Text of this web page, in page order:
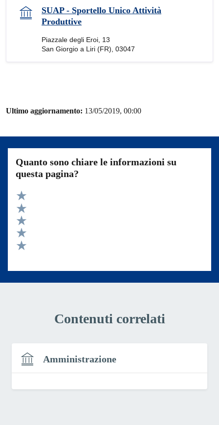
SUAP - Sportello Unico Attività
Produttive
Piazzale degli Eroi, 13
San Giorgio a Liri (FR), 03047
Ultimo aggiornamento: 13/05/2019, 00:00
Quanto sono chiare le informazioni su
questa pagina?
Valuta 5 stelle su 5
Valuta 4 stelle su 5
Valuta 3 stelle su 5
Valuta 2 stelle su 5
Contenuti correlati
Amministrazione